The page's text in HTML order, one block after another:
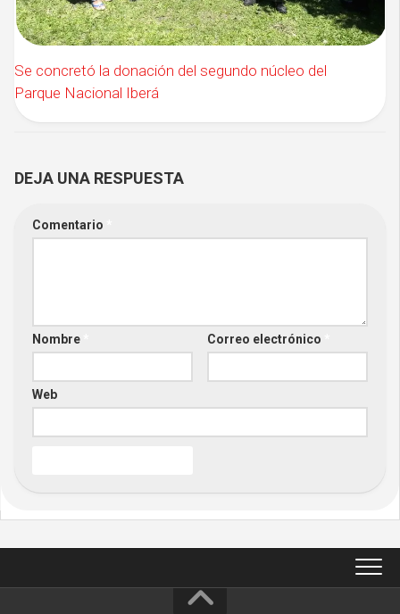
Se concretó la donación del segundo núcleo del
Parque Nacional Iberá
DEJA UNA RESPUESTA
Comentario
Nombre Correo electrónico
Web